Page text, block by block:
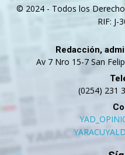
© 2024 - Todos los
RIF: J-
Redacción,
Av 7 Nro 15-7 San
(0254) 231